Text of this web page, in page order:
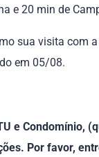
e 20 min de
sua visita com
em 05/08.
e Condomínio,
Por favor,